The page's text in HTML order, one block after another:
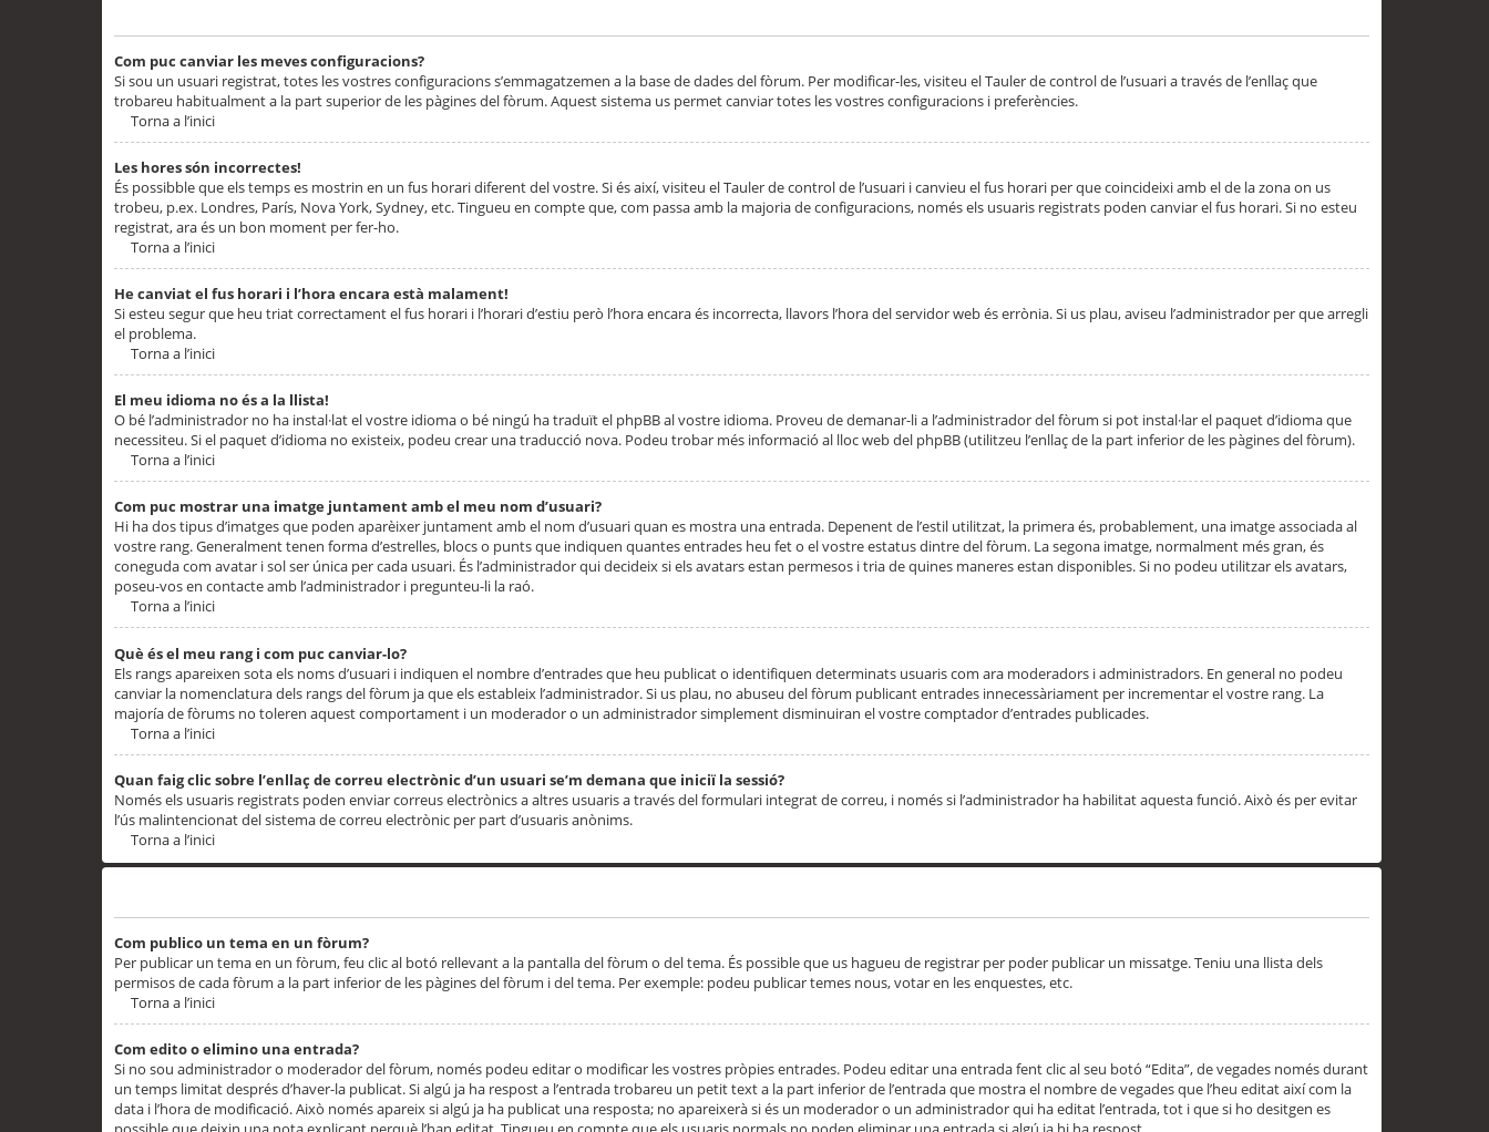
Com puc canviar les meves configuracions?
Si sou un usuari registrat, totes les vostres configuracions s’emmagatzemen a la base de dades del fòrum. Per modificar-les, visiteu el Tauler de control de l’usuari a través de l’enllaç que
trobareu habitualment a la part superior de les pàgines del fòrum. Aquest sistema us permet canviar totes les vostres configuracions i preferències.
Torna a l’inici
Les hores són incorrectes!
És possibble que els temps es mostrin en un fus horari diferent del vostre. Si és així, visiteu el Tauler de control de l’usuari i canvieu el fus horari per que coincideixi amb el de la zona on us
trobeu, p.ex. Londres, París, Nova York, Sydney, etc. Tingueu en compte que, com passa amb la majoria de configuracions, només els usuaris registrats poden canviar el fus horari. Si no esteu
registrat, ara és un bon moment per fer-ho.
Torna a l’inici
He canviat el fus horari i l’hora encara està malament!
Si esteu segur que heu triat correctament el fus horari i l’horari d’estiu però l’hora encara és incorrecta, llavors l’hora del servidor web és errònia. Si us plau, aviseu l’administrador per que arregli
el problema.
Torna a l’inici
El meu idioma no és a la llista!
O bé l’administrador no ha instal·lat el vostre idioma o bé ningú ha traduït el phpBB al vostre idioma. Proveu de demanar-li a l’administrador del fòrum si pot instal·lar el paquet d’idioma que
necessiteu. Si el paquet d’idioma no existeix, podeu crear una traducció nova. Podeu trobar més informació al lloc web del phpBB (utilitzeu l’enllaç de la part inferior de les pàgines del fòrum).
Torna a l’inici
Com puc mostrar una imatge juntament amb el meu nom d’usuari?
Hi ha dos tipus d’imatges que poden aparèixer juntament amb el nom d’usuari quan es mostra una entrada. Depenent de l’estil utilitzat, la primera és, probablement, una imatge associada al
vostre rang. Generalment tenen forma d’estrelles, blocs o punts que indiquen quantes entrades heu fet o el vostre estatus dintre del fòrum. La segona imatge, normalment més gran, és
coneguda com avatar i sol ser única per cada usuari. És l’administrador qui decideix si els avatars estan permesos i tria de quines maneres estan disponibles. Si no podeu utilitzar els avatars,
poseu-vos en contacte amb l’administrador i pregunteu-li la raó.
Torna a l’inici
Què és el meu rang i com puc canviar-lo?
Els rangs apareixen sota els noms d’usuari i indiquen el nombre d’entrades que heu publicat o identifiquen determinats usuaris com ara moderadors i administradors. En general no podeu
canviar la nomenclatura dels rangs del fòrum ja que els estableix l’administrador. Si us plau, no abuseu del fòrum publicant entrades innecessàriament per incrementar el vostre rang. La
majoría de fòrums no toleren aquest comportament i un moderador o un administrador simplement disminuiran el vostre comptador d’entrades publicades.
Torna a l’inici
Quan faig clic sobre l’enllaç de correu electrònic d’un usuari se’m demana que iniciï la sessió?
Només els usuaris registrats poden enviar correus electrònics a altres usuaris a través del formulari integrat de correu, i només si l’administrador ha habilitat aquesta funció. Això és per evitar
l’ús malintencionat del sistema de correu electrònic per part d’usuaris anònims.
Torna a l’inici
Com publico un tema en un fòrum?
Per publicar un tema en un fòrum, feu clic al botó rellevant a la pantalla del fòrum o del tema. És possible que us hagueu de registrar per poder publicar un missatge. Teniu una llista dels
permisos de cada fòrum a la part inferior de les pàgines del fòrum i del tema. Per exemple: podeu publicar temes nous, votar en les enquestes, etc.
Torna a l’inici
Com edito o elimino una entrada?
Si no sou administrador o moderador del fòrum, només podeu editar o modificar les vostres pròpies entrades. Podeu editar una entrada fent clic al seu botó “Edita”, de vegades només durant
un temps limitat després d’haver-la publicat. Si algú ja ha respost a l’entrada trobareu un petit text a la part inferior de l’entrada que mostra el nombre de vegades que l’heu editat així com la
data i l’hora de modificació. Això només apareix si algú ja ha publicat una resposta; no apareixerà si és un moderador o un administrador qui ha editat l’entrada, tot i que si ho desitgen es